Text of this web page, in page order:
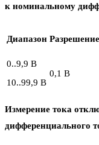
к номинальному
Диапазон Разрешение
0..9,9 В
0,1 В
10..99,9 В
Измерение тока
дифференциального